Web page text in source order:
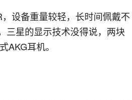
设备重量较轻，长时间佩戴不
三星的显示技术没得说，两块
AKG耳机。